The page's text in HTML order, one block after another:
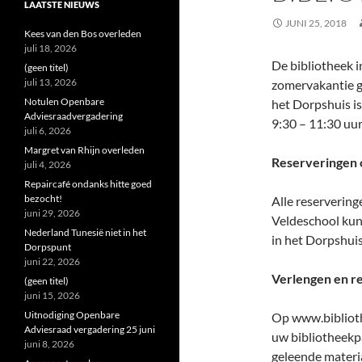
JUNI 25, 2018
De bibliotheek
zomervakantie
het Dorpshuis
9:30 – 11:30
Reserveringen
Alle
Veldeschool
in het
Verlengen en
Op
uw
geleende
LAATSTE NIEUWS
Kees van den Bos overleden
juli 18, 2026
(geen titel)
juli 13, 2026
Notulen Openbare
Adviesraadvergadering
juli 6, 2026
Margret van Rhijn overleden
juli 4, 2026
Repaircafé ondanks hitte goed
bezocht!
juni 29, 2026
Nederland Tunesië niet in het
Dorpspunt
juni 22, 2026
(geen titel)
juni 15, 2026
Uitnodiging Openbare
Adviesraad vergadering 25 juni
juni 8, 2026